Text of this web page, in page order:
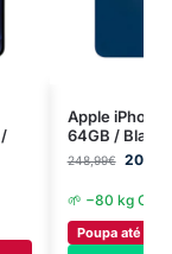
Apple iPhone
64GB / Blau /
248,99€
🌱 −80 kg CO₂
Poupa até 77%